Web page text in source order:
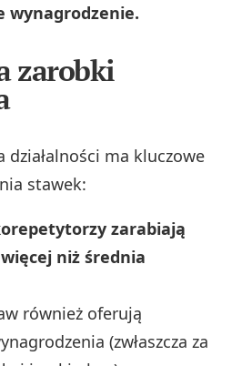
wynagrodzenie.
zarobki
działalności ma kluczowe
stawek:
zarabiają
niż średnia
również oferują
(zwłaszcza za